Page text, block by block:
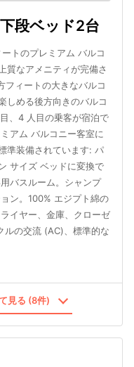
段ベッド2台
トのプレミアム バルコ
質なアメニティが完備さ
フィートの大きなバルコ
しめる後方向きのバルコ
、4 人目の乗客が宿泊で
アム バルコニー客室に
準装備されています: パ
サイズ ベッドに変換で
バスルーム。シャンプ
ン。100% エジプト綿の
イヤー、金庫、クローゼ
ルの交流 (AC)、標準的な
見る (8件)